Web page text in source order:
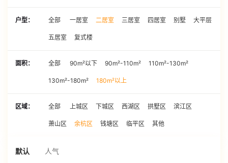
户型： 全部 一居室 二居室 三居室 四居室 别墅 大平层
五居室 复式楼
面积： 全部 90m²以下 90m²-110m² 110m²-130m²
130m²-180m² 180m²以上
区域： 全部 上城区 下城区 西湖区 拱墅区 滨江区
萧山区 余杭区 钱塘区 临平区 其他
默认 人气